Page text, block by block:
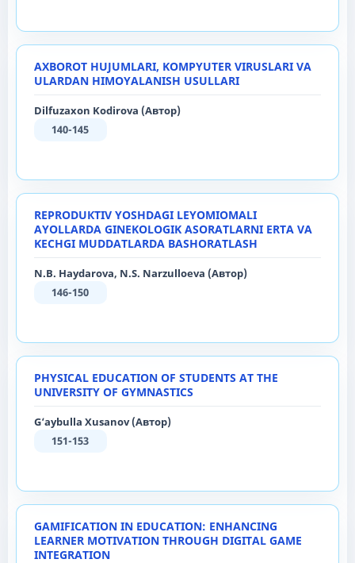
AXBOROT HUJUMLARI, KOMPYUTER VIRUSLARI VA
ULARDAN HIMOYALANISH USULLARI
Dilfuzaxon Kodirova (Автор)
140-145
RЕРRОDUКТIV YОSНDАGI LЕYОМIОМАLI
АYОLLАRDА GINЕKОLОGIK АSОRАТLАRNI ЕRТА VA
KECHGI MUDDATLARDA ВАSНОRАТLАSH
N.В. Науdаrоvа, N.S. Nаrzulloеvа (Автор)
146-150
PHYSICAL EDUCATION OF STUDENTS AT THE
UNIVERSITY OF GYMNASTICS
G‘aybulla Xusanov (Автор)
151-153
GAMIFICATION IN EDUCATION: ENHANCING
LEARNER MOTIVATION THROUGH DIGITAL GAME
INTEGRATION